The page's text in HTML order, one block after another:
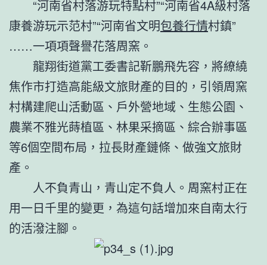
“河南省村落游玩特點村”“河南省4A級村落
康養游玩示范村”“河南省文明包養行情村鎮”
……一項項聲譽花落周窯。
龍翔街道黨工委書記靳鵬飛先容，將繚繞
焦作市打造高能級文旅財產的目的，引領周窯
村構建爬山活動區、戶外營地域、生態公園、
農業不雅光蒔植區、林果采摘區、綜合辦事區
等6個空間布局，拉長財產鏈條、做強文旅財
產。
人不負青山，青山定不負人。周窯村正在
用一日千里的變更，為這句話增加來自南太行
的活潑注腳。